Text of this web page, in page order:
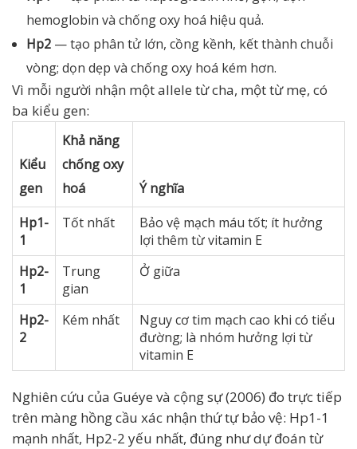
hemoglobin và chống oxy hoá hiệu quả.
Hp2 — tạo phân tử lớn, cồng kềnh, kết thành chuỗi
vòng; dọn dẹp và chống oxy hoá kém hơn.
Vì mỗi người nhận một allele từ cha, một từ mẹ, có
ba kiểu gen:
Kiểu
gen
Khả năng
chống oxy
hoá
Ý nghĩa
Hp1-
1
Tốt nhất
Bảo vệ mạch máu tốt; ít hưởng
lợi thêm từ vitamin E
Hp2-
1
Trung
gian
Ở giữa
Hp2-
2
Kém nhất
Nguy cơ tim mạch cao khi có tiểu
đường; là nhóm hưởng lợi từ
vitamin E
Nghiên cứu của Guéye và cộng sự (2006) đo trực tiếp
trên màng hồng cầu xác nhận thứ tự bảo vệ: Hp1-1
mạnh nhất, Hp2-2 yếu nhất, đúng như dự đoán từ